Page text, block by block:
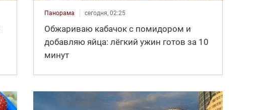
Панорама сегодня, 02:25
Обжариваю кабачок с помидором и
добавляю яйца: лёгкий ужин готов за 10
минут